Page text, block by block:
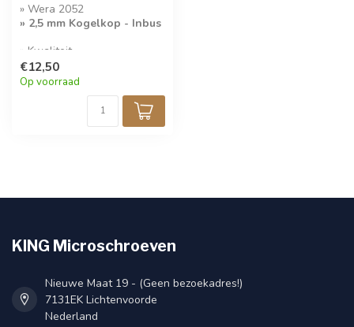
» Wera 2052
» 2,5 mm Kogelkop - Inbus
» Kwaliteit
Microschroevendraaier
€12,50
Op voorraad
KING Microschroeven
Nieuwe Maat 19 - (Geen bezoekadres!)
7131EK Lichtenvoorde
Nederland